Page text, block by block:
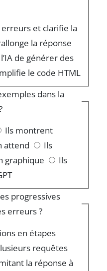
erreurs et clarifie la
la réponse
de générer des
le code HTML
dans la
Ils montrent
attend
Ils
graphique
Ils
progressives
erreurs ?
en étapes
requêtes
la réponse à